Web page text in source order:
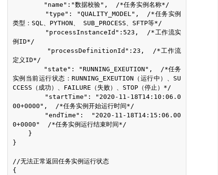
"name":"数据校验",  /*任务实例名称*/
类型：SQL、PYTHON、 SUB_PROCESS、SFTP等*/
例ID*/
定义ID*/
实例当前运行状态：RUNNING_EXEUTION（运行中）、SU
CCESS（成功）、FAILURE（失败）、STOP（停止）*/
00+0000",  /*任务实例开始运行时间*/
0+0000"  /*任务实例运行结束时间*/
}
}
//无法正常返回任务实例运行状态
{